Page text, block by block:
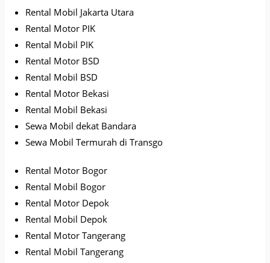
Rental Mobil Jakarta Utara
Rental Motor PIK
Rental Mobil PIK
Rental Motor BSD
Rental Mobil BSD
Rental Motor Bekasi
Rental Mobil Bekasi
Sewa Mobil dekat Bandara
Sewa Mobil Termurah di Transgo
Rental Motor Bogor
Rental Mobil Bogor
Rental Motor Depok
Rental Mobil Depok
Rental Motor Tangerang
Rental Mobil Tangerang